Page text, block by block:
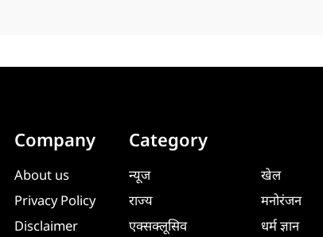
Company
About us
Privacy Policy
Disclaimer
Category
न्यूज
राज्य
एक्सक्लूसिव
खेल
मनोरंजन
धर्म ज्ञान